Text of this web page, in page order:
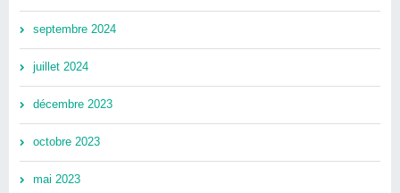
septembre 2024
juillet 2024
décembre 2023
octobre 2023
mai 2023